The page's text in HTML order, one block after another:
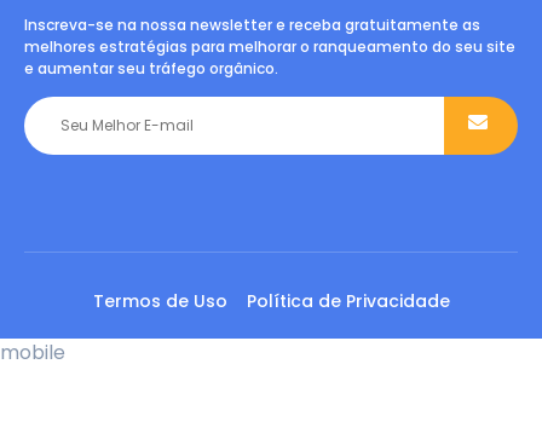
Inscreva-se na nossa newsletter e receba gratuitamente as
melhores estratégias para melhorar o ranqueamento do seu site
e aumentar seu tráfego orgânico.
Termos de Uso Política de Privacidade